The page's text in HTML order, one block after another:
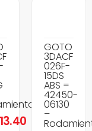
GOTO
3DACF
026F-
15DS
ABS =
42450-
06130
–